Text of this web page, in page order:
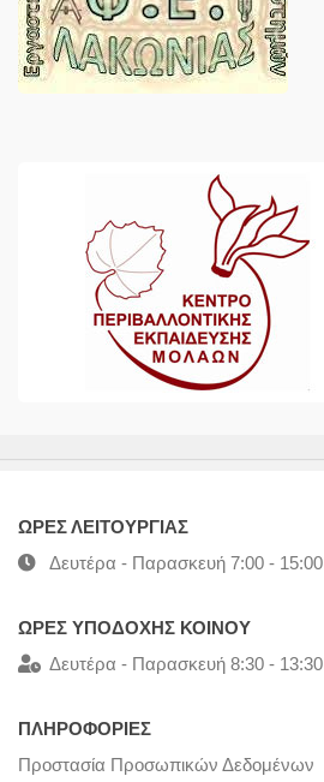
ΩΡΕΣ ΛΕΙΤΟΥΡΓΙΑΣ
Δευτέρα - Παρασκευή 7:00 - 15:00
ΩΡΕΣ ΥΠΟΔΟΧΗΣ ΚΟΙΝΟΥ
Δευτέρα - Παρασκευή 8:30 - 13:30
ΠΛΗΡΟΦΟΡΙΕΣ
Προστασία Προσωπικών Δεδομένων